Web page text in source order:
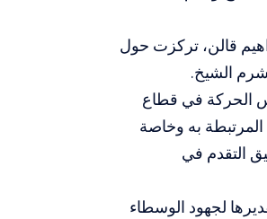
قالن، تركزت حول
شرم الشيخ.
الحركة في قطاع
به وخاصة
التقدم في
لجهود الوسطاء